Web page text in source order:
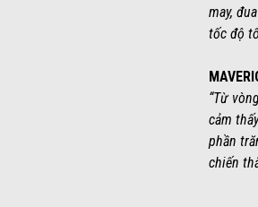
may,
tốc độ
“Từ
cảm
phần
chiến